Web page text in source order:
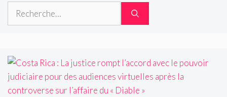
Rechercher :